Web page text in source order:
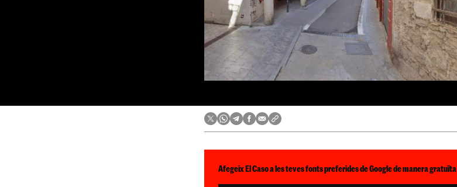
Afegeix El Caso a les teves fonts preferides de Google de manera gratuïta